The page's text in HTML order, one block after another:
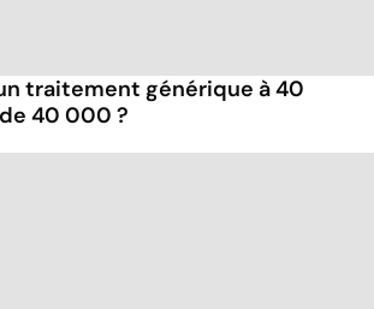
traitement générique à 40
40 000 ?